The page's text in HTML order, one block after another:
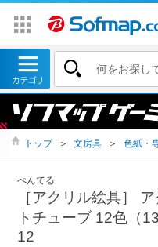
トップ ＞ 文房具 ＞ 色紙・
ぺんてる
［アクリル絵具］
トチューブ 12色（
12